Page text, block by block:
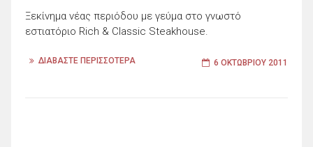
Ξεκίνημα νέας περιόδου με γεύμα στο γνωστό
εστιατόριο Rich & Classic Steakhouse.
ΔΙΑΒΑΣΤΕ ΠΕΡΙΣΣΟΤΕΡΑ 6 ΟΚΤΩΒΡΊΟΥ 2011